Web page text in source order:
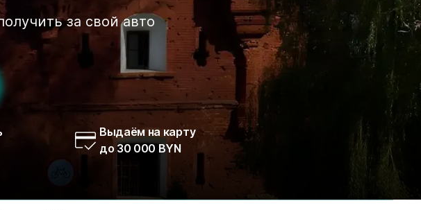
за свой авто
Выдаём на карту
до 30 000 BYN